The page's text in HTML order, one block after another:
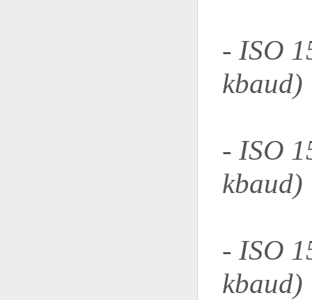
- ISO
kbaud)
- ISO
kbaud)
- ISO
kbaud)